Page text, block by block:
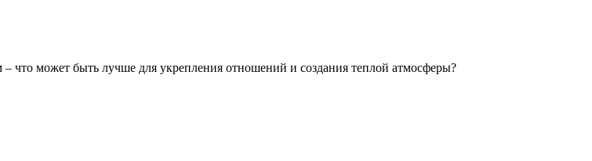
может быть лучше для укрепления отношений и создания теплой атмосферы?